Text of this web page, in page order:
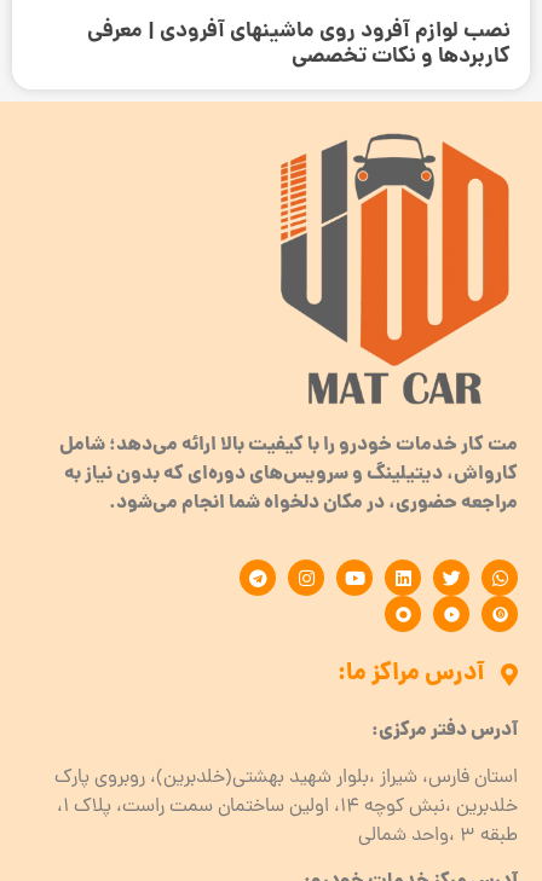
نصب لوازم آفرود روی ماشینهای آفرودی | معرفی
کاربردها و نکات تخصصی
مت کار خدمات خودرو را با کیفیت بالا ارائه می‌دهد؛ شامل
کارواش، دیتیلینگ و سرویس‌های دوره‌ای که بدون نیاز به
مراجعه حضوری، در مکان دلخواه شما انجام می‌شود.
آدرس مراکز ما:
آدرس دفتر مرکزی:
استان فارس، شیراز ،بلوار شهید بهشتی(خلدبرین)، روبروی پارک
خلدبرین ،نبش کوچه ۱۴، اولین ساختمان سمت راست، پلاک 1،
طبقه ۳ ،واحد شمالی